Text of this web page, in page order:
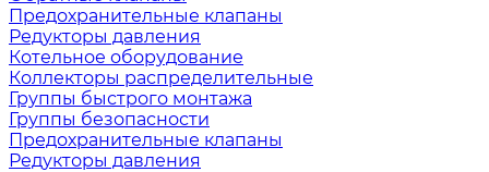
Предохранительные клапаны
Редукторы давления
Котельное оборудование
Коллекторы распределительные
Группы быстрого монтажа
Группы безопасности
Предохранительные клапаны
Редукторы давления